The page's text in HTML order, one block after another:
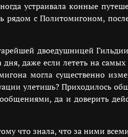
устраивала конные
с Политомигоном,
двоедушницей
даже если лететь на
могла существенно
улетишь? Приходилось
да и доверить
что знала, что за ними